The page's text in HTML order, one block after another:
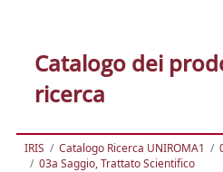
Catalogo dei
ricerca
IRIS Catalogo Ricerca UNIROMA1
03a Saggio, Trattato Scientifico